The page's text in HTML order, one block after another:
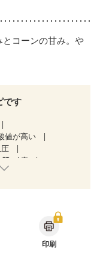
コーンの甘み。や
です
値が高い
痔
眠時無呼吸症候群
食欲がない
る（初期）
印刷